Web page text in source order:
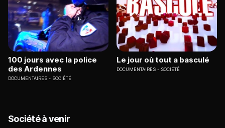
100 jours avec la police
des Ardennes
DOCUMENTAIRES SOCIÉTÉ
Le jour où tout a basculé
DOCUMENTAIRES SOCIÉTÉ
Société à venir